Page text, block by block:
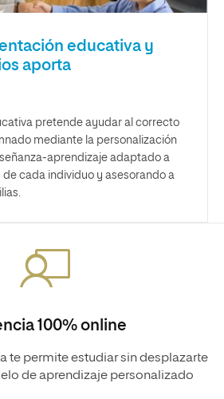
educativa y
aporta
pretende ayudar al correcto
mediante la personalización
aprendizaje adaptado a
cada individuo y asesorando a
100% online
te permite estudiar sin desplazarte
de aprendizaje personalizado